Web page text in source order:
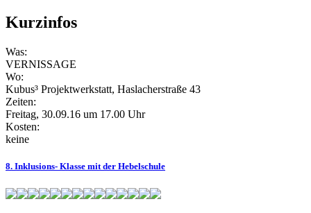
Kurzinfos
Was:
VERNISSAGE
Wo:
Kubus³ Projektwerkstatt, Haslacherstraße 43
Zeiten:
Freitag, 30.09.16 um 17.00 Uhr
Kosten:
keine
8. Inklusions- Klasse mit der Hebelschule